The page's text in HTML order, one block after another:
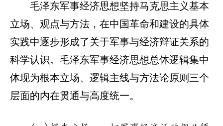
毛泽东军事经济思想坚持马克思主义基本
立场、观点与方法，在中国革命和建设的具体
实践中逐步形成了关于军事与经济辩证关系的
科学认识。毛泽东军事经济思想总体逻辑集中
体现为根本立场、逻辑主线与方法论原则三个
层面的内在贯通与高度统一。